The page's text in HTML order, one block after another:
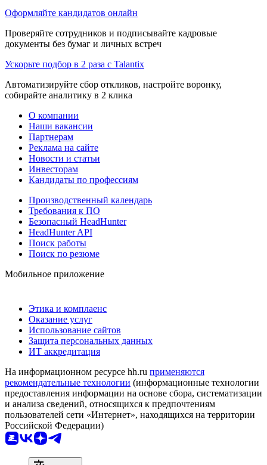
Оформляйте кандидатов онлайн
Проверяйте сотрудников и подписывайте кадровые
документы без бумаг и личных встреч
Ускорьте подбор в 2 раза с Talantix
Автоматизируйте сбор откликов, настройте воронку,
собирайте аналитику в 2 клика
О компании
Наши вакансии
Партнерам
Реклама на сайте
Новости и статьи
Инвесторам
Кандидаты по профессиям
Производственный календарь
Требования к ПО
Безопасный HeadHunter
HeadHunter API
Поиск работы
Поиск по резюме
Мобильное приложение
Этика и комплаенс
Оказание услуг
Использование сайтов
Защита персональных данных
ИТ аккредитация
На информационном ресурсе hh.ru применяются
рекомендательные технологии (информационные технологии
предоставления информации на основе сбора, систематизации
и анализа сведений, относящихся к предпочтениям
пользователей сети «Интернет», находящихся на территории
Российской Федерации)